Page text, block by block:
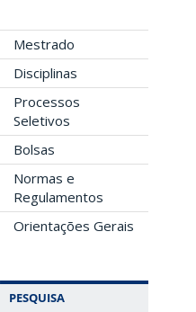
Mestrado
Disciplinas
Processos
Seletivos
Bolsas
Normas e
Regulamentos
Orientações Gerais
PESQUISA